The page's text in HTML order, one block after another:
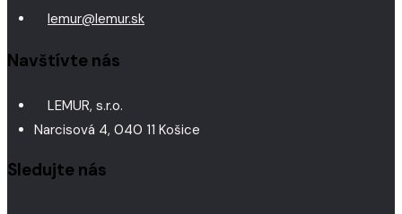
lemur@lemur.sk
Navštívte nás
LEMUR, s.r.o.
Narcisová 4, 040 11 Košice
Sledujte nás